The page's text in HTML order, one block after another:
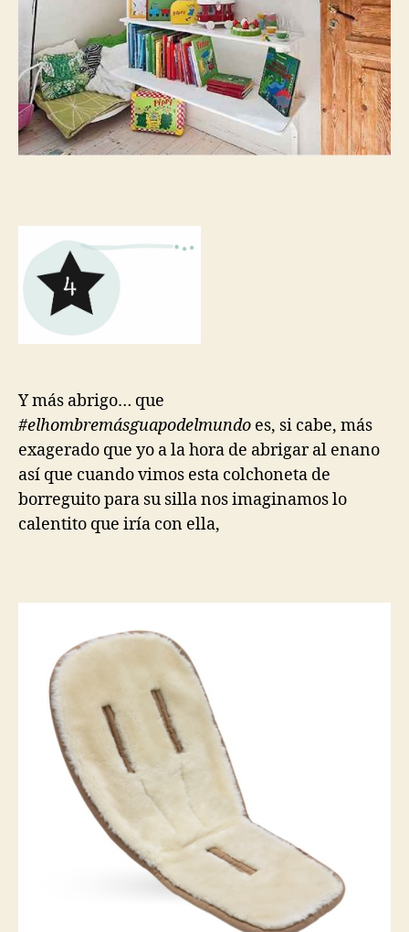
Y más abrigo… que
#elhombremásguapodelmundo es, si cabe, más
exagerado que yo a la hora de abrigar al enano
así que cuando vimos esta colchoneta de
borreguito para su silla nos imaginamos lo
calentito que iría con ella,